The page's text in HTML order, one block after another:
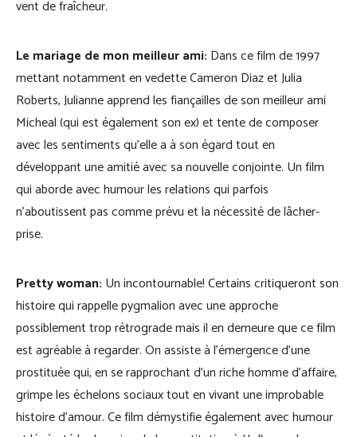
vent de fraîcheur.
Le mariage de mon meilleur ami: Dans ce film de 1997
mettant notamment en vedette Cameron Diaz et Julia
Roberts, Julianne apprend les fiançailles de son meilleur ami
Micheal (qui est également son ex) et tente de composer
avec les sentiments qu’elle a à son égard tout en
développant une amitié avec sa nouvelle conjointe. Un film
qui aborde avec humour les relations qui parfois
n’aboutissent pas comme prévu et la nécessité de lâcher-
prise.
Pretty woman: Un incontournable! Certains critiqueront son
histoire qui rappelle pygmalion avec une approche
possiblement trop rétrograde mais il en demeure que ce film
est agréable à regarder. On assiste à l’émergence d’une
prostituée qui, en se rapprochant d’un riche homme d’affaire,
grimpe les échelons sociaux tout en vivant une improbable
histoire d’amour. Ce film démystifie également avec humour